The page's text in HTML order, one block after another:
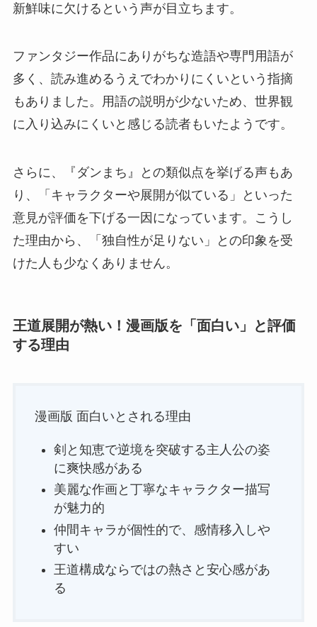
新鮮味に欠けるという声が目立ちます。
ファンタジー作品にありがちな造語や専門用語が
多く、読み進めるうえでわかりにくいという指摘
もありました。用語の説明が少ないため、世界観
に入り込みにくいと感じる読者もいたようです。
さらに、『ダンまち』との類似点を挙げる声もあ
り、「キャラクターや展開が似ている」といった
意見が評価を下げる一因になっています。こうし
た理由から、「独自性が足りない」との印象を受
けた人も少なくありません。
王道展開が熱い！漫画版を「面白い」と評価
する理由
漫画版 面白いとされる理由
剣と知恵で逆境を突破する主人公の姿
に爽快感がある
美麗な作画と丁寧なキャラクター描写
が魅力的
仲間キャラが個性的で、感情移入しや
すい
王道構成ならではの熱さと安心感があ
る